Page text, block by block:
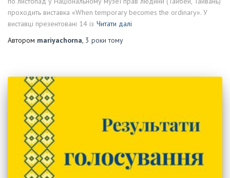
проходить виставка «When temporary becomes the ordinary». У
виставці презентовані 14 із Читати далі
Автором mariyachorna, 3 роки тому